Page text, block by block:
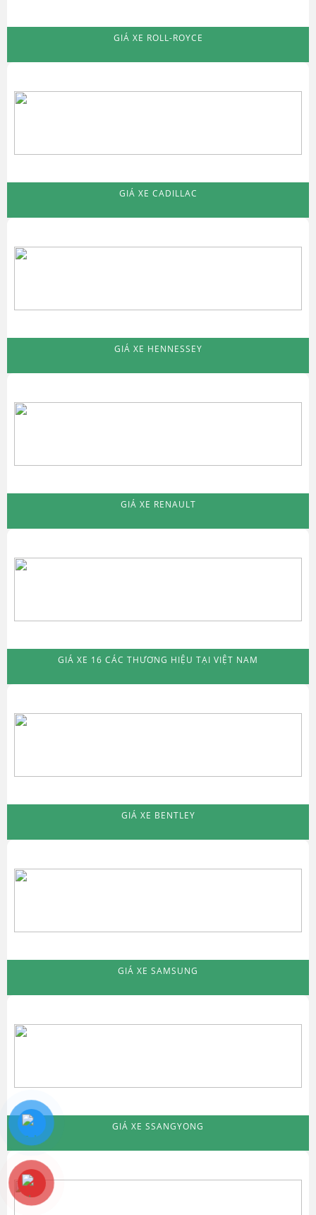
GIÁ XE ROLL-ROYCE
GIÁ XE CADILLAC
GIÁ XE HENNESSEY
GIÁ XE RENAULT
GIÁ XE 16 CÁC THƯƠNG HIỆU TẠI VIỆT NAM
GIÁ XE BENTLEY
GIÁ XE SAMSUNG
GIÁ XE SSANGYONG